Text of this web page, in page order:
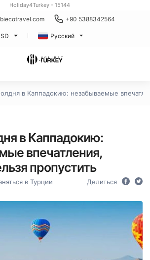
Holiday4Turkey - 15144
+90 5388342564
Русский
в Каппадокию: незабываемые
в Каппадокию:
впечатления,
пропустить
в Турции Делиться